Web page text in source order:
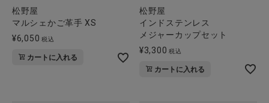
松野屋
マルシェかご革手 XS
¥6,050 税込
カートに入れる
松野屋
インドステンレス
メジャーカップセット
¥3,300 税込
カートに入れる